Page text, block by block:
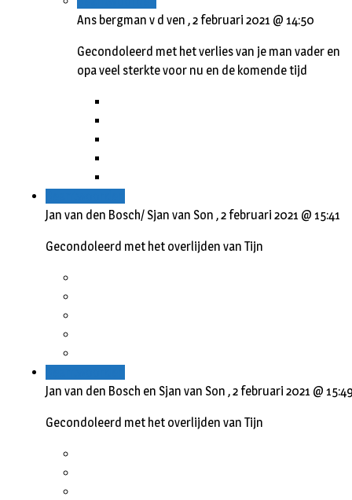
Ans bergman v d ven ,2 februari 2021 @ 14:50
Gecondoleerd met het verlies van je man vader en
opa veel sterkte voor nu en de komende tijd
Jan van den Bosch/ Sjan van Son ,2 februari 2021 @ 15:41
Gecondoleerd met het overlijden van Tijn
Jan van den Bosch en Sjan van Son ,2 februari 2021 @
Gecondoleerd met het overlijden van Tijn